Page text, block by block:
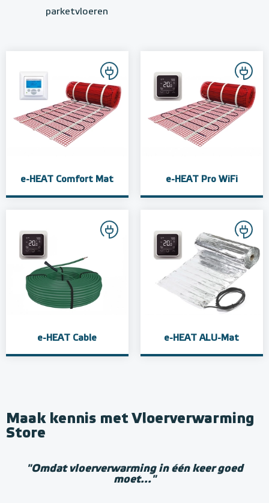
parketvloeren
e-HEAT Comfort Mat e-HEAT Pro WiFi
e-HEAT Cable e-HEAT ALU-Mat
Maak kennis met Vloerverwarming
Store
"Omdat vloerverwarming in één keer goed
moet..."